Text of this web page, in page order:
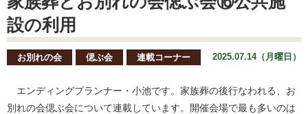
設の利用
お別れの会 偲ぶ会 連載コーナー 2025.07.14（月曜日）
エンディングプランナー・小池です。家族葬の後行なわれる、お
別れの会偲ぶ会について連載しています。開催会場で最も多いのは